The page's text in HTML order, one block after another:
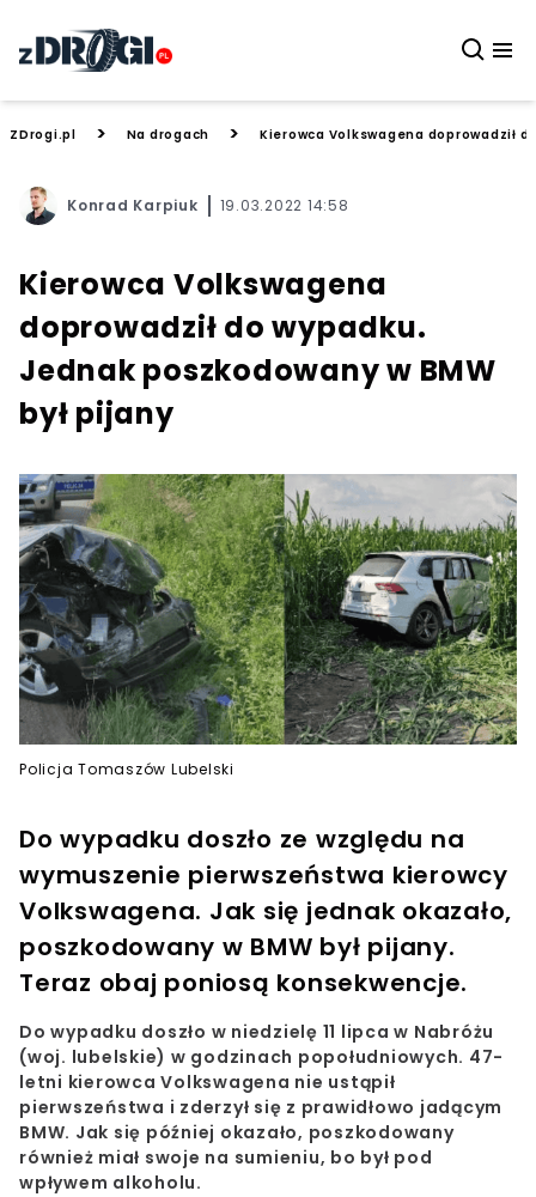
ZDrogi.pl > Na drogach > Kierowca Volkswagena doprowadził
Konrad Karpiuk 19.03.2022 14:58
Kierowca Volkswagena
doprowadził do wypadku.
Jednak poszkodowany w BMW
był pijany
Policja Tomaszów Lubelski
Do wypadku doszło ze względu na
wymuszenie pierwszeństwa kierowcy
Volkswagena. Jak się jednak okazało,
poszkodowany w BMW był pijany.
Teraz obaj poniosą konsekwencje.
Do wypadku doszło w niedzielę 11 lipca w Nabróżu
(woj. lubelskie) w godzinach popołudniowych. 47-
letni kierowca Volkswagena nie ustąpił
pierwszeństwa i zderzył się z prawidłowo jadącym
BMW. Jak się później okazało, poszkodowany
również miał swoje na sumieniu, bo był pod
wpływem alkoholu.